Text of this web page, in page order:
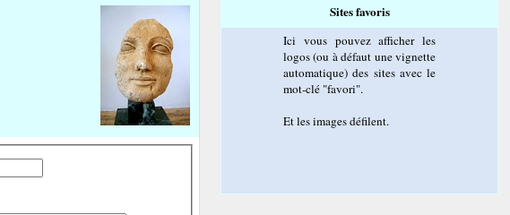
Sites favoris
Ici vous pouvez afficher les
logos (ou à défaut une vignette
automatique) des sites avec le
mot-clé "favori".
Et les images défilent.